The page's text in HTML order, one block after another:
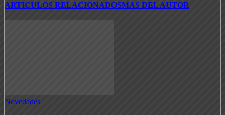
ARTICULOS RELACIONADOSMAS DEL AUTOR
Novedades